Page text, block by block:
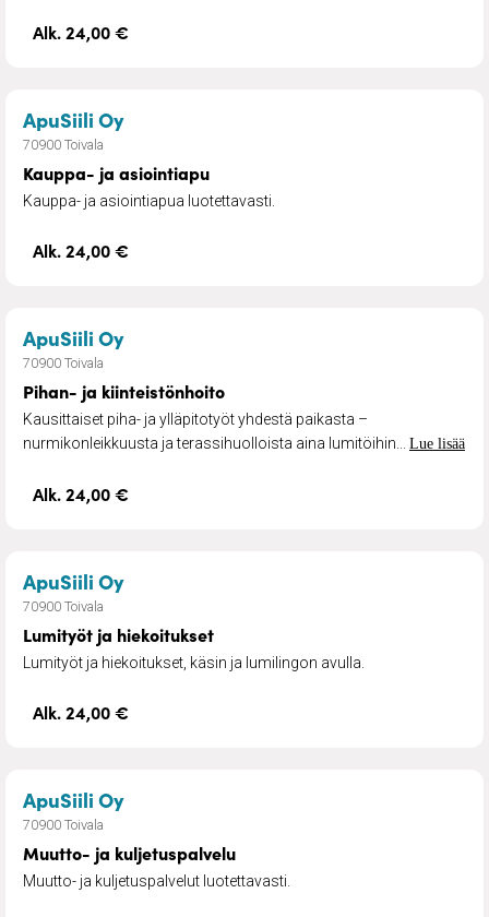
Alk. 24,00 €
ApuSiili Oy– Kauppa- ja asiointiapu
70900 Toivala
Kauppa- ja asiointiapu
Kauppa- ja asiointiapua luotettavasti.
Alk. 24,00 €
ApuSiili Oy– Pihan- ja kiinteistönhoito
70900 Toivala
Pihan- ja kiinteistönhoito
Kausittaiset piha- ja ylläpitotyöt yhdestä paikasta –
nurmikonleikkuusta ja terassihuolloista aina lumitöihin... Lue lisää
Alk. 24,00 €
ApuSiili Oy– Lumityöt ja hiekoitukset
70900 Toivala
Lumityöt ja hiekoitukset
Lumityöt ja hiekoitukset, käsin ja lumilingon avulla.
Alk. 24,00 €
ApuSiili Oy– Muutto- ja kuljetuspalvelu
70900 Toivala
Muutto- ja kuljetuspalvelu
Muutto- ja kuljetuspalvelut luotettavasti.